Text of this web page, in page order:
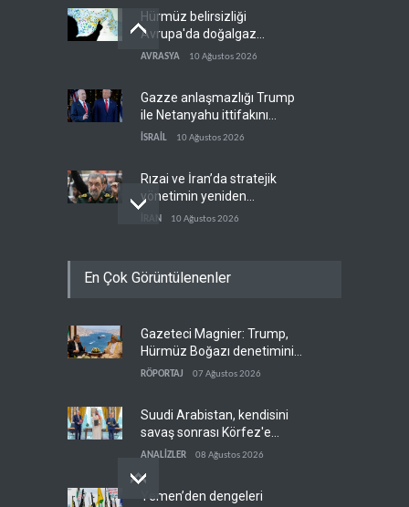
Hürmüz belirsizliği
Avrupa'da doğalgaz
fiyatlarını artırdı
AVRASYA 10 Ağustos 2026
Gazze anlaşmazlığı Trump
ile Netanyahu ittifakını
sınava tabi tutuyor
İSRAİL 10 Ağustos 2026
Rızai ve İran’da stratejik
yönetimin yeniden
yapılanması
İRAN 10 Ağustos 2026
başladı
BBC: İsrail, arkeolojiyi işgal
silahına dönüştürüyor
En Çok Görüntülenenler
Gazeteci Magnier: Trump,
Hürmüz Boğazı denetimini
doğrudan İran ve Umman'a
RÖPORTAJ 07 Ağustos 2026
Suudi Arabistan, kendisini
savaş sonrası Körfez'e
hazırlıyor
ANALİZLER 08 Ağustos 2026
Yemen’den dengeleri